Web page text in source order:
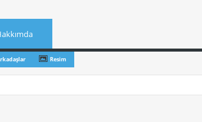
Resim